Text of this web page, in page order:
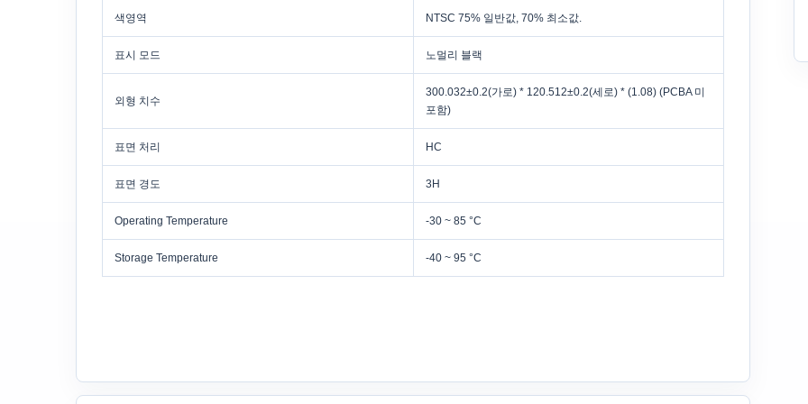
색영역 NTSC 75% 일반값, 70% 최소값.
표시 모드 노멀리 블랙
외형 치수
300.032±0.2(가로) * 120.512±0.2(세로) * (1.08) (PCBA 미
포함)
표면 처리 HC
표면 경도 3H
Operating Temperature -30 ~ 85 °C
Storage Temperature -40 ~ 95 °C